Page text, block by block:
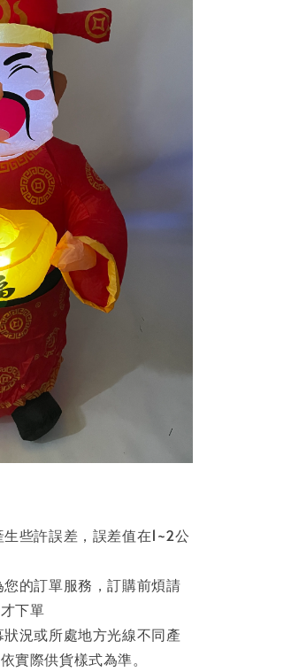
些許誤差，誤差值在1~2公
的訂單服務，訂購前煩請
下單
況或所處地方光線不同產
實際供貨樣式為準。